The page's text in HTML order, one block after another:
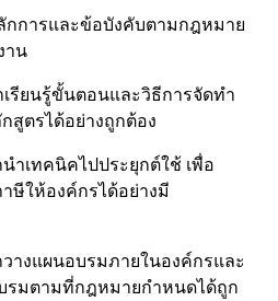
การและข้อบังคับตามกฎหมาย
าน
ยนรู้ขั้นตอนและวิธีการจัดทำ
สูตรได้อย่างถูกต้อง
เทคนิคไปประยุกต์ใช้ เพื่อ
ษีให้องค์กรได้อย่างมี
งแผนอบรมภายในองค์กรและ
รมตามที่กฎหมายกำหนดได้ถูก